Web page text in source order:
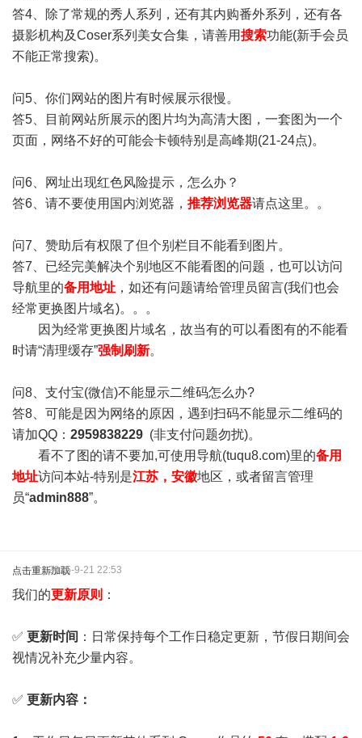
答4、除了常规的秀人系列，还有其内购番外系列，还有各
摄影机构及Coser系列美女合集，请善用搜索功能(新手会员
不能正常搜索)。
问5、你们网站的图片有时候展示很慢。
答5、目前网站所展示的图片均为高清大图，一套图为一个
页面，网络不好的可能会卡顿特别是高峰期(21-24点)。
问6、网址出现红色风险提示，怎么办？
答6、请不要使用国内浏览器， 推荐浏览器请点这里。。
问7、赞助后有权限了但个别栏目不能看到图片。
答7、已经完美解决个别地区不能看图的问题，也可以访问
导航里的备用地址 ，如还有问题请给管理员留言(我们也会
经常更换图片域名)。。。
因为经常更换图片域名，故当有的可以看图有的不能看
时请“清理缓存”强制刷新。
问8、支付宝(微信)不能显示二维码怎么办?
答8、可能是因为网络的原因，遇到扫码不能显示二维码的
请加QQ： 2959838229 (非支付问题勿扰)。
看不了图的请不要加,可使用导航(tuqu8.com)里的备用
地址访问本站-特别是江苏，安徽地区，或者留言管理
员“admin888”。
点击重新加载2025-9-21 22:53
我们的更新原则 ：
✅ 更新时间 ：日常保持每个工作日稳定更新，节假日期间会
视情况补充少量内容。
✅ 更新内容：